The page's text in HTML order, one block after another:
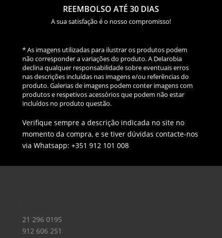
REEMBOLSO ATÉ 30 DIAS
A sua satisfação é o nosso compromisso!
* As imagens utilizadas para ilustrar os produtos podem
não corresponder a variações do produto. A Delarobia
declina qualquer responsabilidade sobre eventuais erros
nas descrições incluídas nas imagens e/ou referências do
produto. Galerias de imagens podem conter imagens com
produtos e respetivos acessórios que podem não estar
incluídos no produto questão.
Verifique sempre a descrição indicada no site no
momento da compra, e se tiver dúvidas contacte-nos
via Whatsapp: +351 912 101 008
21 296 0195
912 606 251